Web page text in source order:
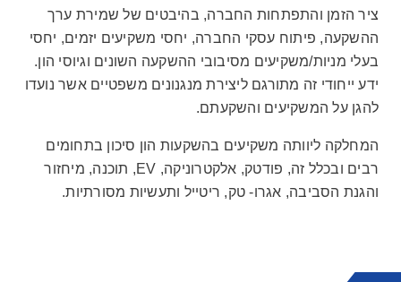
ציר הזמן והתפתחות החברה, בהיבטים של שמירת ערך
ההשקעה, פיתוח עסקי החברה, יחסי משקיעים יזמים, יחסי
בעלי מניות/משקיעים מסיבובי ההשקעה השונים וגיוסי הון.
ידע ייחודי זה מתורגם ליצירת מנגנונים משפטיים אשר נועדו
להגן על המשקיעים והשקעתם.
המחלקה ליוותה משקיעים בהשקעות הון סיכון בתחומים
רבים ובכלל זה, פודטק, אלקטרוניקה, EV, תוכנה, מיחזור
והגנת הסביבה, אגרו- טק, ריטייל ותעשיות מסורתיות.